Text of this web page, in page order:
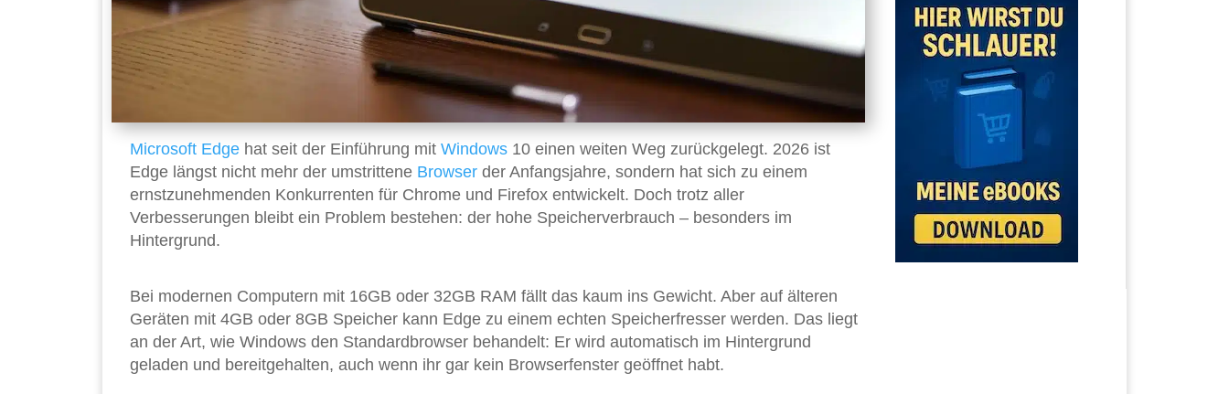
Microsoft Edge hat seit der Einführung mit Windows 10 einen weiten Weg zurückgelegt. 2026 ist
Edge längst nicht mehr der umstrittene Browser der Anfangsjahre, sondern hat sich zu einem
ernstzunehmenden Konkurrenten für Chrome und Firefox entwickelt. Doch trotz aller
Verbesserungen bleibt ein Problem bestehen: der hohe Speicherverbrauch – besonders im
Hintergrund.
Bei modernen Computern mit 16GB oder 32GB RAM fällt das kaum ins Gewicht. Aber auf älteren
Geräten mit 4GB oder 8GB Speicher kann Edge zu einem echten Speicherfresser werden. Das liegt
an der Art, wie Windows den Standardbrowser behandelt: Er wird automatisch im Hintergrund
geladen und bereitgehalten, auch wenn ihr gar kein Browserfenster geöffnet habt.